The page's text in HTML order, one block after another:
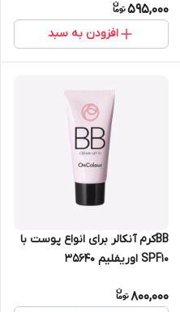
595,000
افزودن به سبد
BBکرم آنکالر برای انواع پوست با
SPF10 اوریفلیم 35640
800,000